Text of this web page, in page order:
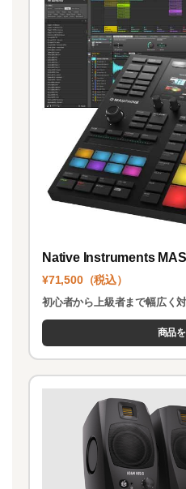
Native Instruments
¥71,500（税込）
初心者から上級者まで幅広く対
商品